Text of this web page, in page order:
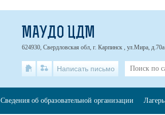
МАУДО ЦДМ
624930, Свердловская обл, г. Карпинск , ул.Мира, д.70а
Написать письмо
Сведения об образовательной организации Лагерь